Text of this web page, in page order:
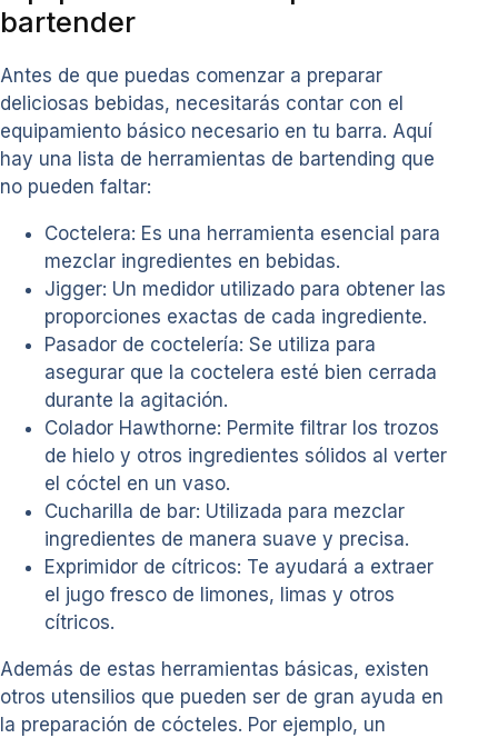
bartender
Antes de que puedas comenzar a preparar
deliciosas bebidas, necesitarás contar con el
equipamiento básico necesario en tu barra. Aquí
hay una lista de herramientas de bartending que
no pueden faltar:
Coctelera: Es una herramienta esencial para
mezclar ingredientes en bebidas.
Jigger: Un medidor utilizado para obtener las
proporciones exactas de cada ingrediente.
Pasador de coctelería: Se utiliza para
asegurar que la coctelera esté bien cerrada
durante la agitación.
Colador Hawthorne: Permite filtrar los trozos
de hielo y otros ingredientes sólidos al verter
el cóctel en un vaso.
Cucharilla de bar: Utilizada para mezclar
ingredientes de manera suave y precisa.
Exprimidor de cítricos: Te ayudará a extraer
el jugo fresco de limones, limas y otros
cítricos.
Además de estas herramientas básicas, existen
otros utensilios que pueden ser de gran ayuda en
la preparación de cócteles. Por ejemplo, un